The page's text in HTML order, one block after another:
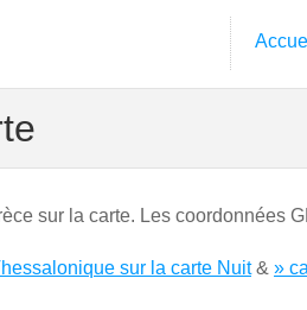
sur la carte. Les coordonnées
sur la carte Nuit& »